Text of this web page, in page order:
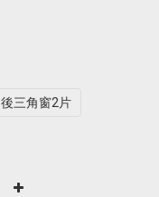
後三角窗2片